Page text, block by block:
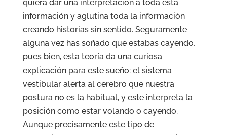
quiera dar una interpretación a toda esta
información y aglutina toda la información
creando historias sin sentido. Seguramente
alguna vez has soñado que estabas cayendo,
pues bien, esta teoría da una curiosa
explicación para este sueño: el sistema
vestibular alerta al cerebro que nuestra
postura no es la habitual, y este interpreta la
posición como estar volando o cayendo.
Aunque precisamente este tipo de